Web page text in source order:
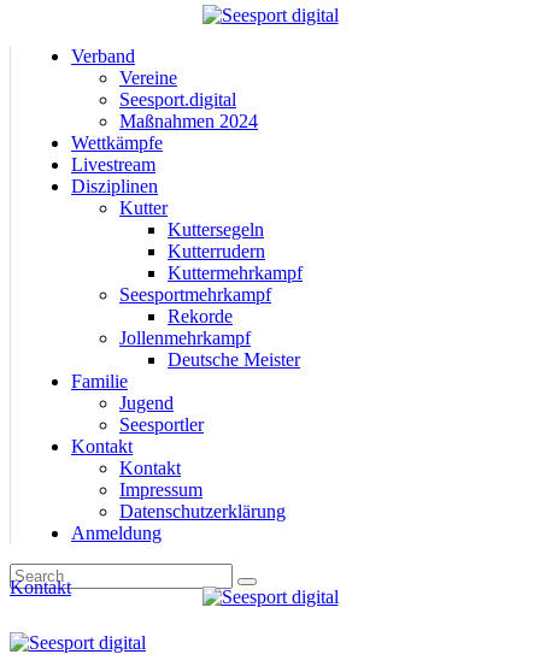
Verband
Vereine
Seesport.digital
Maßnahmen 2024
Wettkämpfe
Livestream
Disziplinen
Kutter
Kuttersegeln
Kutterrudern
Kuttermehrkampf
Seesportmehrkampf
Rekorde
Jollenmehrkampf
Deutsche Meister
Familie
Jugend
Seesportler
Kontakt
Kontakt
Impressum
Datenschutzerklärung
Anmeldung
Kontakt